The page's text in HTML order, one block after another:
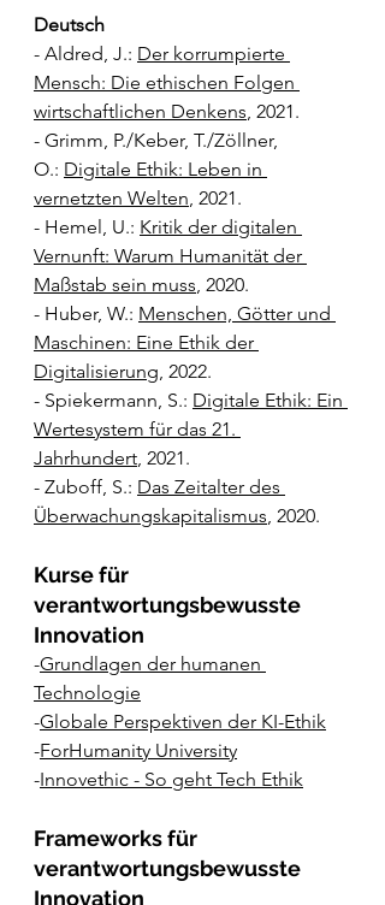
Deutsch
- Aldred, J.: Der korrumpierte
Mensch: Die ethischen Folgen
wirtschaftlichen Denkens, 2021.
- Grimm, P./Keber, T./Zöllner,
O.: Digitale Ethik: Leben in
vernetzten Welten, 2021.
- Hemel, U.: Kritik der digitalen
Vernunft: Warum Humanität der
Maßstab sein muss, 2020.
- Huber, W.: Menschen, Götter und
Maschinen: Eine Ethik der
Digitalisierung, 2022.
- Spiekermann, S.: Digitale Ethik: Ein
Wertesystem für das 21.
Jahrhundert, 2021.
- Zuboff, S.: Das Zeitalter des
Überwachungskapitalismus, 2020.
Kurse für
verantwortungsbewusste
Innovation
-Grundlagen der humanen
Technologie
-Globale Perspektiven der KI-Ethik
-ForHumanity University
-Innovethic - So geht Tech Ethik
Frameworks für
verantwortungsbewusste
Innovation